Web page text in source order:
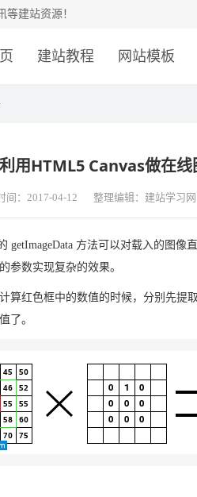
建站资源！
建站教程 网站模板
利用HTML5 Canvas做在线
间：2017-04-12 整理编辑：建站学习网
getImageData 方法可以对载入的图
参数实现复杂的效果。
算红色框中的数值的时候，分别先提
了。